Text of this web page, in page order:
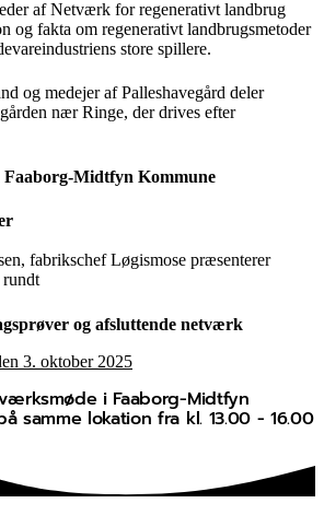
af Netværk for regenerativt landbrug
og fakta om regenerativt landbrugsmetoder
store spillere.
og medejer af Palleshavegård deler
nær Ringe, der drives efter
Faaborg-Midtfyn Kommune
fabrikschef Løgismose præsenterer
rundt
og afsluttende netværk
3. oktober 2025
i Faaborg-Midtfyn
samme lokation fra kl. 13.00 - 16.00